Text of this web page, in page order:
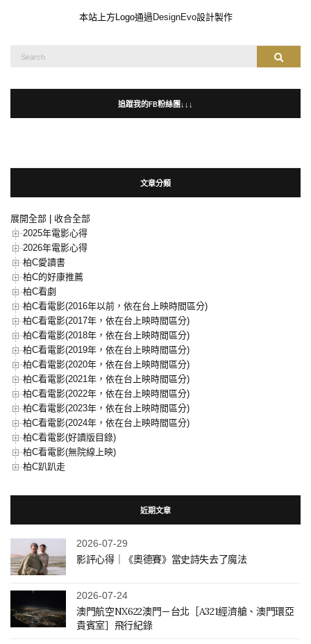
本站上方Logo通過 DesignEvo設計製作
Search
Search
追蹤我的FB粉絲團↓↓↓
文章分類
展開全部
收合全部
2025年電影心得
2026年電影心得
柏C愛讀書
柏C的好康推薦
柏C看劇
柏C看電影(2016年以前，依在台上映時間區分)
柏C看電影(2017年，依在台上映時間區分)
柏C看電影(2018年，依在台上映時間區分)
柏C看電影(2019年，依在台上映時間區分)
柏C看電影(2020年，依在台上映時間區分)
柏C看電影(2021年，依在台上映時間區分)
柏C看電影(2022年，依在台上映時間區分)
柏C看電影(2023年，依在台上映時間區分)
柏C看電影(2024年，依在台上映時間區分)
柏C看電影(好讀版目錄)
柏C看電影(無院線上映)
柏C趴趴走
近期文章
2026-07-29
影評心得｜《奧德賽》當史詩失去了魔法
2026-07-24
澳門航空NX622澳門－台北［A321經濟艙、澳門環亞
貴賓室］飛行紀錄